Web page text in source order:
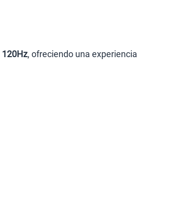
120Hz, ofreciendo una experiencia